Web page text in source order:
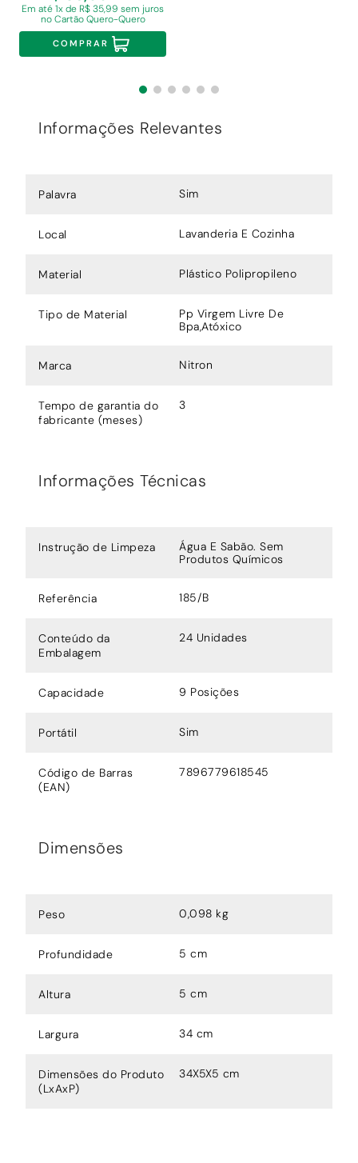
Em até 1x de R$ 35,99 sem juros
no Cartão Quero-Quero
COMPRAR
Informações Relevantes
Palavra Sim
Local Lavanderia E Cozinha
Material Plástico Polipropileno
Tipo de Material
Pp Virgem Livre De
Bpa,Atóxico
Marca Nitron
Tempo de garantia do
fabricante (meses)
3
Informações Técnicas
Instrução de Limpeza
Água E Sabão. Sem
Produtos Químicos
Referência 185/B
Conteúdo da
Embalagem
24 Unidades
Capacidade 9 Posições
Portátil Sim
Código de Barras
(EAN)
7896779618545
Dimensões
Peso 0,098 kg
Profundidade 5 cm
Altura 5 cm
Largura 34 cm
Dimensões do Produto
(LxAxP)
34X5X5 cm